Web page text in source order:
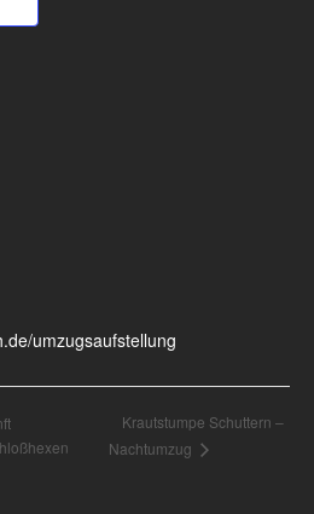
umzugsaufstellung
Krautstumpe Schuttern –
Nachtumzug